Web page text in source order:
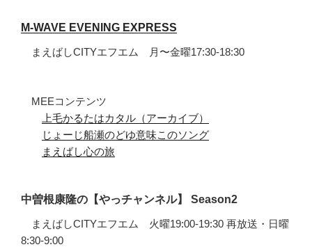
M-WAVE EVENING EXPRESS
まえばしCITYエフエム 月〜金曜17:30-18:30
MEEコンテンツ
上毛かるたはカタル（アーカイブ）
じょーじ船瀬のどゆ意味このソング
まえばし心の旅
中曽根康隆の【やっチャンネル】 Season2
まえばしCITYエフエム 火曜19:00-19:30 再放送・日曜
8:30-9:00